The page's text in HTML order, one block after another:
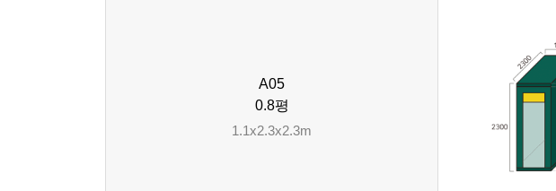
A05
0.8평
1.1x2.3x2.3m